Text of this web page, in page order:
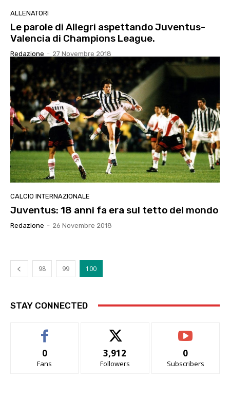
ALLENATORI
Le parole di Allegri aspettando Juventus-
Valencia di Champions League.
Redazione - 27 Novembre 2018
CALCIO INTERNAZIONALE
Juventus: 18 anni fa era sul tetto del mondo
Redazione - 26 Novembre 2018
98 99 100
STAY CONNECTED
0
Fans
3,912
Followers
0
Subscribers